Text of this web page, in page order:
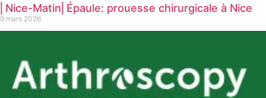
⎜Nice-Matin⎜Épaule: prouesse chirurgicale à Nice
9 mars 2026